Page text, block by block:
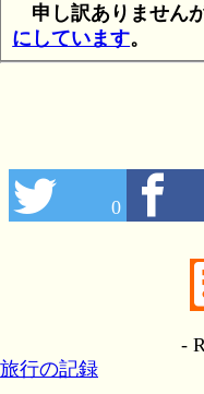
申し訳ありません
にしています。
0
-
旅行の記録